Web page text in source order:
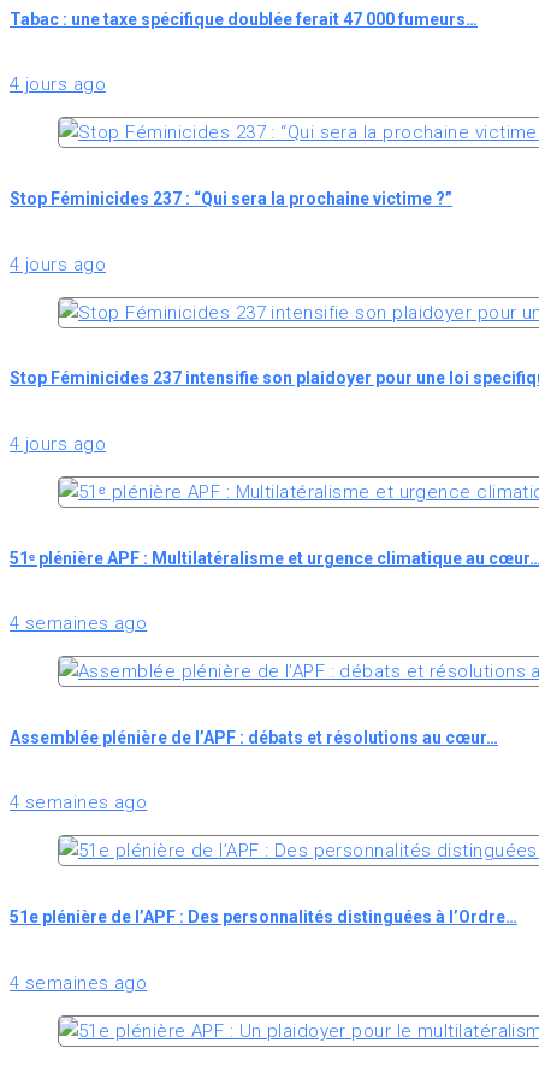
Tabac : une taxe spécifique doublée ferait 47 000 fumeurs…
4 jours ago
Stop Féminicides 237 : “Qui sera la prochaine victime ?”
4 jours ago
Stop Féminicides 237 intensifie son plaidoyer pour une loi
4 jours ago
51ᵉ plénière APF : Multilatéralisme et urgence climatique au
4 semaines ago
Assemblée plénière de l’APF : débats et résolutions au cœur…
4 semaines ago
51e plénière de l’APF : Des personnalités distinguées à l’Ordre…
4 semaines ago